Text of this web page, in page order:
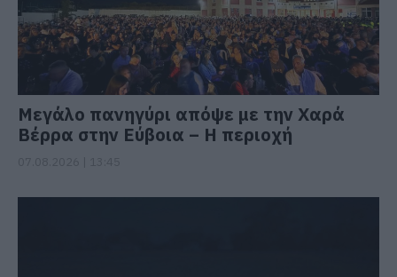
Μεγάλο πανηγύρι απόψε με την Χαρά
Βέρρα στην Εύβοια – Η περιοχή